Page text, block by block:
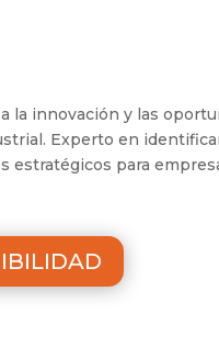
la innovación y las
Experto en
estratégicos para